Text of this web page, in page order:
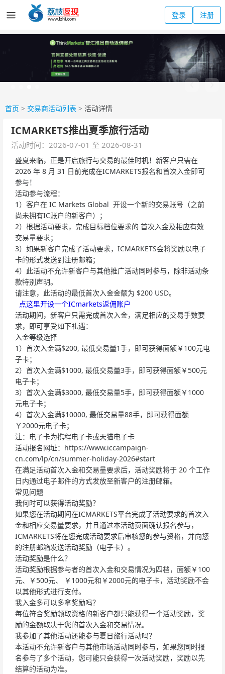
登录 注册
首页 > 交易商活动列表 > 活动详情
ICMARKETS推出夏季旅行活动
活动时间：2026-07-01 至 2026-08-31
盛夏来临，正是开启旅行与交易的最佳时机！新客户只需在
2026 年 8 月 31 日前完成在ICMARKETS报名和首次入金即可
参与！
活动参与流程：
1）客户在 IC Markets Global 开设一个新的交易账号（之前
尚未拥有IC账户的新客户）；
2）根据活动要求，完成目标档位要求的 首次入金及相应有效
交易量要求；
3）如果新客户完成了活动要求，ICMARKETS会将奖励以电子
卡的形式发送到注册邮箱；
4）此活动不允许新客户与其他推广活动同时参与，除非活动条
款特别声明。
请注意，此活动的最低首次入金金额为 $200 USD。
点这里开设一个ICmarkets返佣账户
活动期间，新客户只需完成首次入金，满足相应的交易手数要
求，即可享受如下礼遇：
入金等级选择
1）首次入金满$200, 最低交易量1手，即可获得面额￥100元电
子卡；
2）首次入金满$1000, 最低交易量3手，即可获得面额￥500元
电子卡；
3）首次入金满$3000, 最低交易量5手，即可获得面额￥1000
元电子卡；
4）首次入金满$10000, 最低交易量88手，即可获得面额
￥2000元电子卡；
注：电子卡为携程电子卡或天猫电子卡
活动报名网址：https://www.iccampaign-
cn.com/lp/cn/summer-holiday-2026#start
在满足活动首次入金和交易量要求后，活动奖励将于 20 个工作
日内通过电子邮件的方式发放至新客户的注册邮箱。
常见问题
我何时可以获得活动奖励？
如果您在活动期间在ICMARKETS平台完成了活动要求的首次入
金和相应交易量要求，并且通过本活动页面确认报名参与，
ICMARKETS将在您完成活动要求后审核您的参与资格，并向您
的注册邮箱发送活动奖励（电子卡）。
活动奖励是什么？
活动奖励根据参与者的首次入金和交易情况为四档，面额￥100
元、￥500元、 ￥1000元和￥2000元的电子卡，活动奖励不会
以其他形式进行支付。
我入金多可以多拿奖励吗？
每位符合奖励领取资格的新客户都只能获得一个活动奖励，奖
励的金额取决于您的首次入金和交易情况。
我参加了其他活动还能参与夏日旅行活动吗？
本活动不允许新客户与其他市场活动同时参与，如果您同时报
名参与了多个活动，您可能只会获得一次活动奖励，奖励以先
结算的活动为准。